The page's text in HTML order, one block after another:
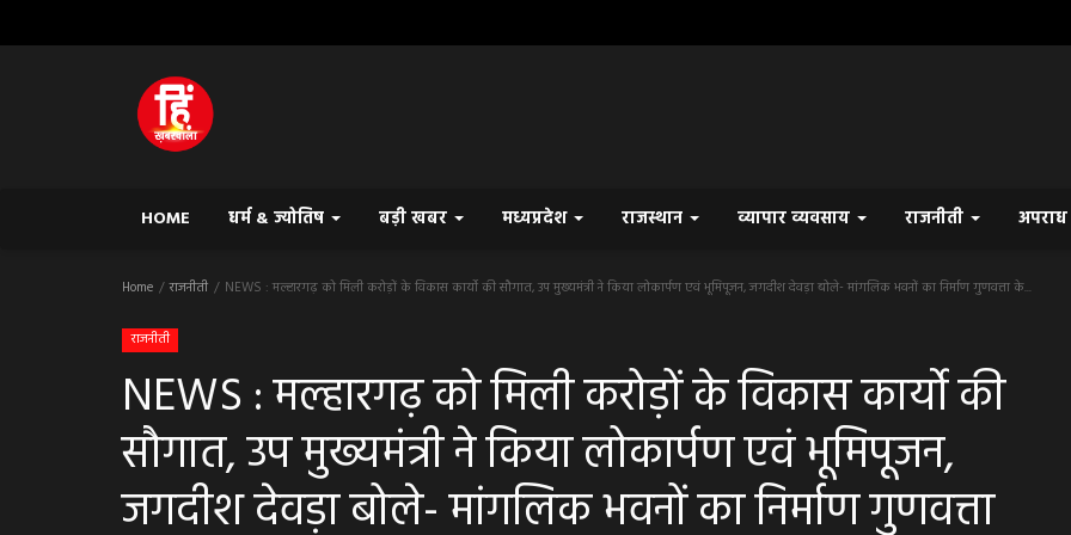
HOME धर्म & ज्योतिष बड़ी खबर मध्यप्रदेश राजस्थान व्यापार व्यवसाय राजनीती अपराध
Home राजनीती NEWS : मल्हारगढ़ को मिली करोड़ों के विकास कार्यो की सौगात, उप मुख्यमंत्री ने किया लोकार्पण एवं भूमिपूजन, जगदीश देवड़ा बोले- मांगलिक भवनों का निर्माण गुणवत्ता के...
राजनीती
NEWS : मल्हारगढ़ को मिली करोड़ों के विकास कार्यो की
सौगात, उप मुख्यमंत्री ने किया लोकार्पण एवं भूमिपूजन,
जगदीश देवड़ा बोले- मांगलिक भवनों का निर्माण गुणवत्ता